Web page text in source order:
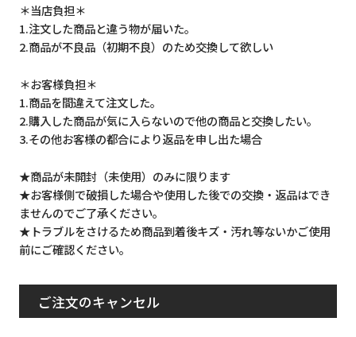
＊当店負担＊
1.注文した商品と違う物が届いた。
2.商品が不良品（初期不良）のため交換して欲しい
＊お客様負担＊
1.商品を間違えて注文した。
2.購入した商品が気に入らないので他の商品と交換したい。
3.その他お客様の都合により返品を申し出た場合
★商品が未開封（未使用）のみに限ります
★お客様側で破損した場合や使用した後での交換・返品はでき
ませんのでご了承ください。
★トラブルをさけるため商品到着後キズ・汚れ等ないかご使用
前にご確認ください。
ご注文のキャンセル